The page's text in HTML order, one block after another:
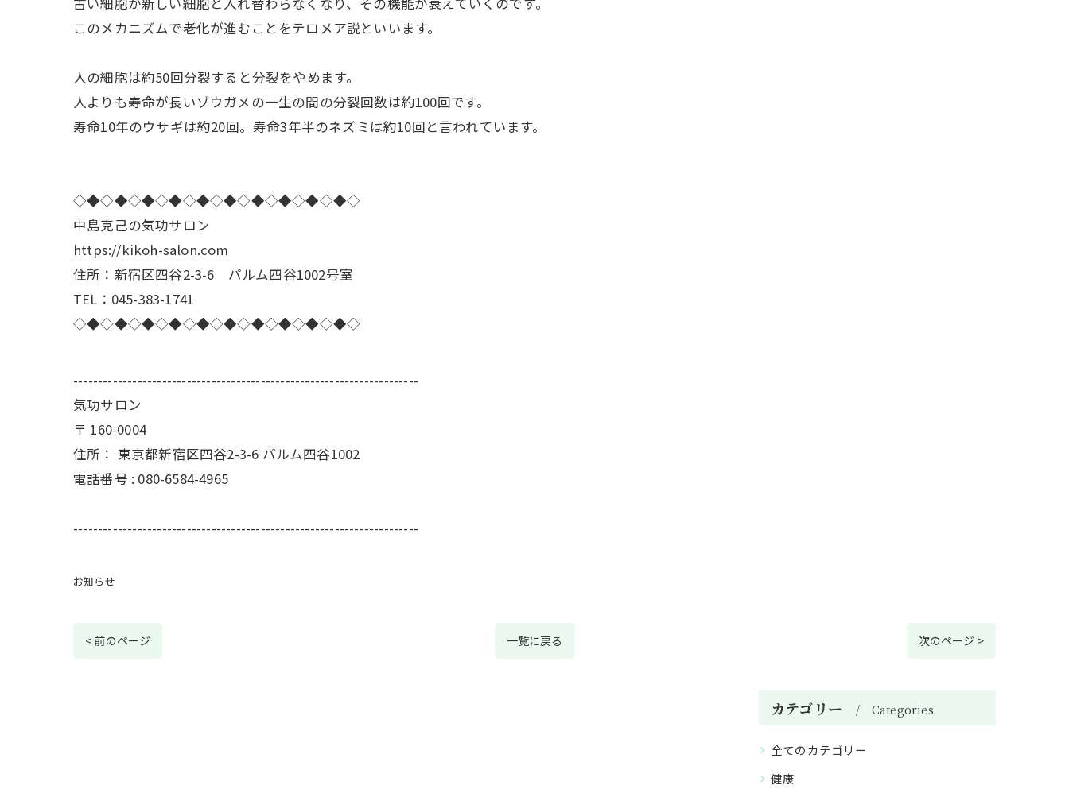
このメカニズムで老化が進むことをテロメア説といいます。
人の細胞は約50回分裂すると分裂をやめます。
人よりも寿命が長いゾウガメの一生の間の分裂回数は約100回です。
寿命10年のウサギは約20回。寿命3年半のネズミは約10回と言われています。
◇◆◇◆◇◆◇◆◇◆◇◆◇◆◇◆◇◆◇◆◇
中島克己の気功サロン
https://kikoh-salon.com
住所：新宿区四谷2-3-6 パルム四谷1002号室
TEL：045-383-1741
◇◆◇◆◇◆◇◆◇◆◇◆◇◆◇◆◇◆◇◆◇
----------------------------------------------------------------------
気功サロン
〒 160-0004
住所： 東京都新宿区四谷2-3-6 パルム四谷1002
電話番号 : 080-6584-4965
----------------------------------------------------------------------
お知らせ
< 前のページ 一覧に戻る 次のページ >
カテゴリー Categories
全てのカテゴリー
健康